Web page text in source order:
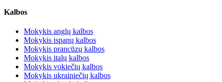
Kalbos
Mokykis anglų kalbos
Mokykis ispanų kalbos
Mokykis prancūzų kalbos
Mokykis italų kalbos
Mokykis vokiečių kalbos
Mokykis ukrainiečių kalbos